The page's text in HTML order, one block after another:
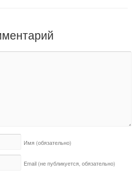
Имя (обязательно)
Email (не публикуется, обязательно)